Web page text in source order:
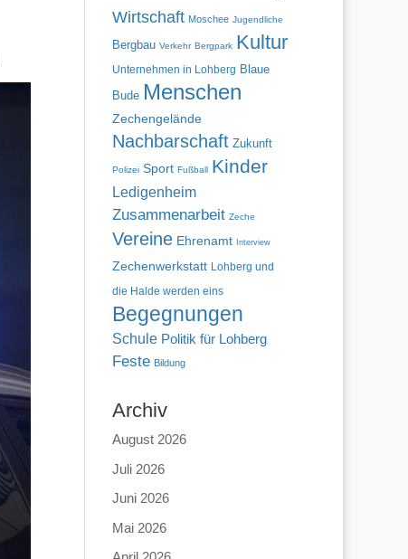
Wirtschaft Moschee Jugendliche
Bergbau Verkehr Bergpark Kultur
Unternehmen in Lohberg Blaue
Bude Menschen
Zechengelände
Nachbarschaft Zukunft
Polizei Sport Fußball Kinder
Ledigenheim
Zusammenarbeit Zeche
Vereine Ehrenamt Interview
Zechenwerkstatt Lohberg und
die Halde werden eins
Begegnungen
Schule Politik für Lohberg
Feste Bildung
Archiv
August 2026
Juli 2026
Juni 2026
Mai 2026